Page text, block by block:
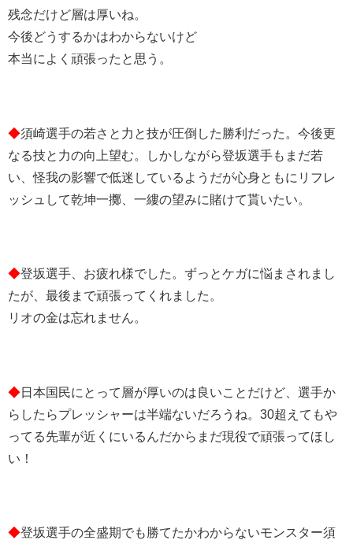
残念だけど層は厚いね。
今後どうするかはわからないけど
本当によく頑張ったと思う。
◆須崎選手の若さと力と技が圧倒した勝利だった。今後更
なる技と力の向上望む。しかしながら登坂選手もまだ若
い、怪我の影響で低迷しているようだが心身ともにリフレ
ッシュして乾坤一擲、一縷の望みに賭けて貰いたい。
◆登坂選手、お疲れ様でした。ずっとケガに悩まされまし
たが、最後まで頑張ってくれました。
リオの金は忘れません。
◆日本国民にとって層が厚いのは良いことだけど、選手か
らしたらプレッシャーは半端ないだろうね。30超えてもや
ってる先輩が近くにいるんだからまだ現役で頑張ってほし
い！
◆登坂選手の全盛期でも勝てたかわからないモンスター須